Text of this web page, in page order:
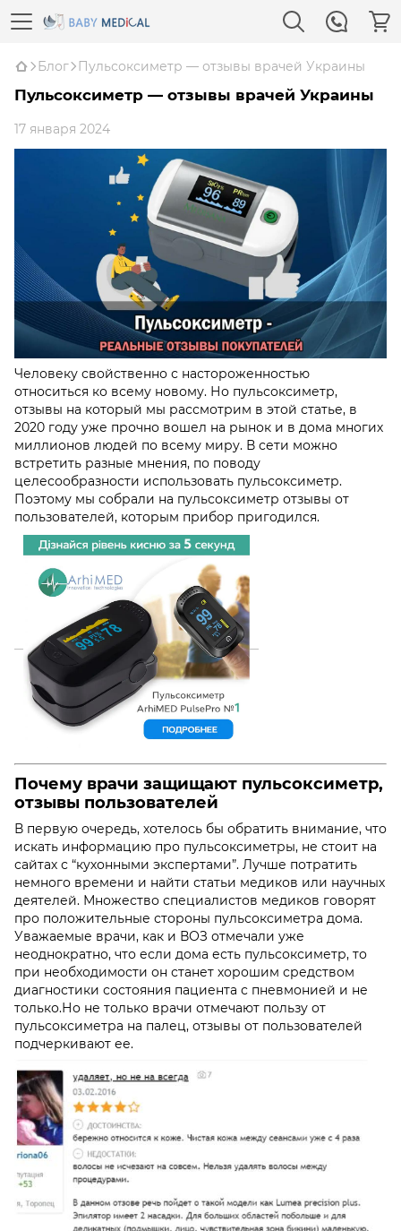
Блог Пульсоксиметр — отзывы врачей Украины
Пульсоксиметр — отзывы врачей Украины
17 января 2024
Человеку свойственно с настороженностью
относиться ко всему новому. Но пульсоксиметр,
отзывы на который мы рассмотрим в этой статье, в
2020 году уже прочно вошел на рынок и в дома многих
миллионов людей по всему миру. В сети можно
встретить разные мнения, по поводу
целесообразности использовать пульсоксиметр.
Поэтому мы собрали на пульсоксиметр отзывы от
пользователей, которым прибор пригодился.
Почему врачи защищают пульсоксиметр,
отзывы пользователей
В первую очередь, хотелось бы обратить внимание, что
искать информацию про пульсоксиметры, не стоит на
сайтах с “кухонными экспертами”. Лучше потратить
немного времени и найти статьи медиков или научных
деятелей. Множество специалистов медиков говорят
про положительные стороны пульсоксиметра дома.
Уважаемые врачи, как и ВОЗ отмечали уже
неоднократно, что если дома есть пульсоксиметр, то
при необходимости он станет хорошим средством
диагностики состояния пациента с пневмонией и не
только.Но не только врачи отмечают пользу от
пульсоксиметра на палец, отзывы от пользователей
подчеркивают ее.